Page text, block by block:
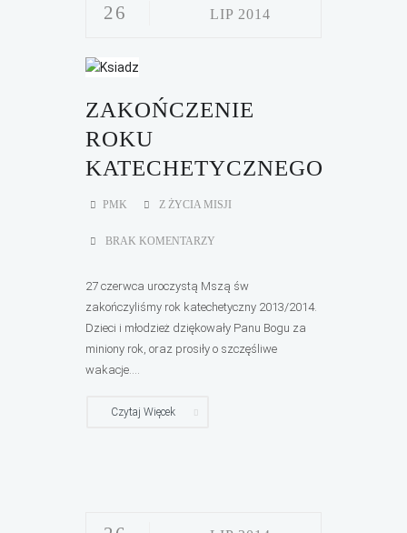
26 LIP 2014
ZAKOŃCZENIE
ROKU
KATECHETYCZNEGO
PMK Z ŻYCIA MISJI
BRAK KOMENTARZY
27 czerwca uroczystą Mszą św
zakończyliśmy rok katechetyczny 2013/2014.
Dzieci i młodzież dziękowały Panu Bogu za
miniony rok, oraz prosiły o szczęśliwe
wakacje....
Czytaj Więcek